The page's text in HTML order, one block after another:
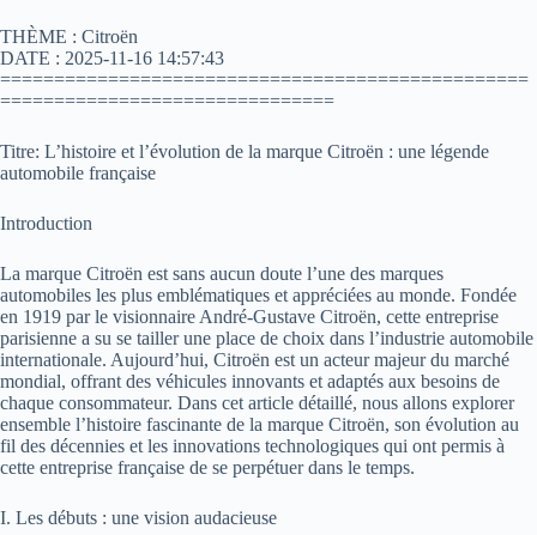
THÈME : Citroën
DATE : 2025-11-16 14:57:43
=================================================
===============================
Titre: L’histoire et l’évolution de la marque Citroën : une légende
automobile française
Introduction
La marque Citroën est sans aucun doute l’une des marques
automobiles les plus emblématiques et appréciées au monde. Fondée
en 1919 par le visionnaire André-Gustave Citroën, cette entreprise
parisienne a su se tailler une place de choix dans l’industrie automobile
internationale. Aujourd’hui, Citroën est un acteur majeur du marché
mondial, offrant des véhicules innovants et adaptés aux besoins de
chaque consommateur. Dans cet article détaillé, nous allons explorer
ensemble l’histoire fascinante de la marque Citroën, son évolution au
fil des décennies et les innovations technologiques qui ont permis à
cette entreprise française de se perpétuer dans le temps.
I. Les débuts : une vision audacieuse